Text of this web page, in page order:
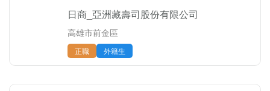
日商_亞洲藏壽司股份有限公司
高雄市前金區
正職 外籍生